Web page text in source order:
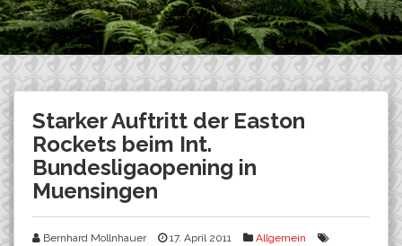
Starker Auftritt der Easton
Rockets beim Int.
Bundesligaopening in
Muensingen
Bernhard Mollnhauer 17. April 2011 Allgemein